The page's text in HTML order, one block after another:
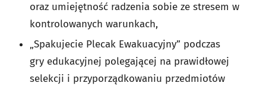
oraz umiejętność radzenia sobie ze stresem w
kontrolowanych warunkach,
„Spakujecie Plecak Ewakuacyjny” podczas
gry edukacyjnej polegającej na prawidłowej
selekcji i przyporządkowaniu przedmiotów